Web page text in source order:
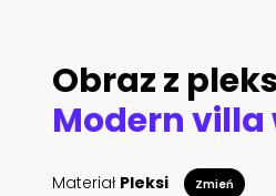
Obraz z
Materiał Pleksi Zmień